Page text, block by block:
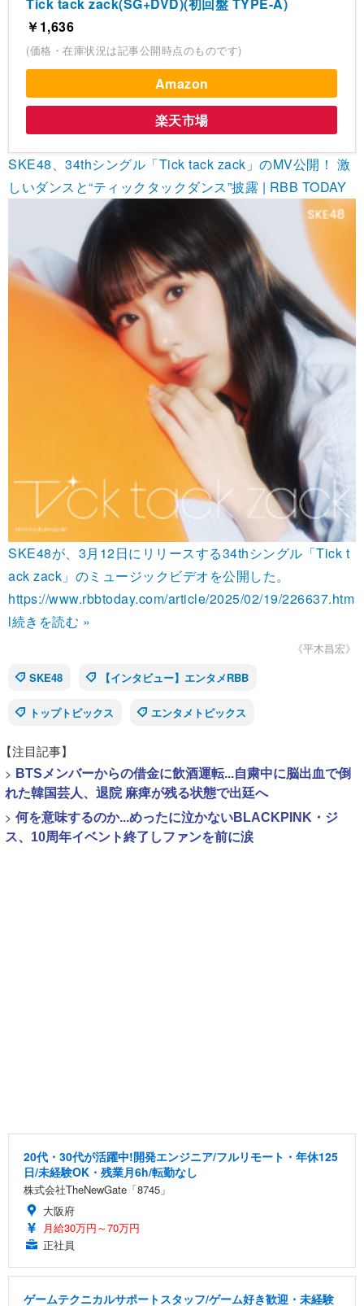
Tick tack zack(SG+DVD)(初回盤 TYPE-A)
￥1,636
(価格・在庫状況は記事公開時点のものです)
Amazon
楽天市場
SKE48、34thシングル「Tick tack zack」のMV公開！ 激
しいダンスと“ティックタックダンス”披露 | RBB TODAY
SKE48が、3月12日にリリースする34thシングル「Tick t
ack zack」のミュージックビデオを公開した。
https://www.rbbtoday.com/article/2025/02/19/226637.htm
l続きを読む »
《平木昌宏》
SKE48
【インタビュー】エンタメRBB
トップトピックス エンタメトピックス
【注目記事】
> BTSメンバーからの借金に飲酒運転...自粛中に脳出血で倒
れた韓国芸人、退院 麻痺が残る状態で出廷へ
> 何を意味するのか...めったに泣かないBLACKPINK・ジ
ス、10周年イベント終了しファンを前に涙
20代・30代が活躍中!開発エンジニア/フルリモート・年休125
日/未経験OK・残業月6h/転勤なし
株式会社TheNewGate「8745」
大阪府
月給30万円～70万円
正社員
ゲームテクニカルサポートスタッフ/ゲーム好き歓迎・未経験